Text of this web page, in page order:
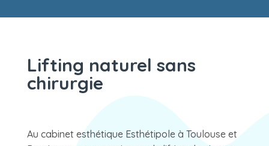
Lifting naturel sans
chirurgie
Au cabinet esthétique Esthétipole à Toulouse et